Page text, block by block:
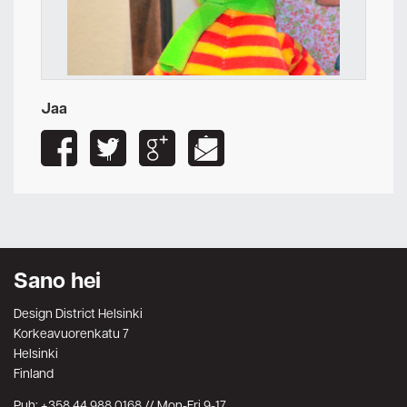
Jaa
Sano hei
Design District Helsinki
Korkeavuorenkatu 7
Helsinki
Finland